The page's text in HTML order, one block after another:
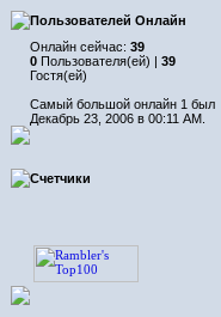
Пользователей Онлайн
Онлайн сейчас: 39
0 Пользователя(ей) | 39
Гостя(ей)
Самый большой онлайн 1 был
Декабрь 23, 2006 в 00:11 AM.
Счетчики